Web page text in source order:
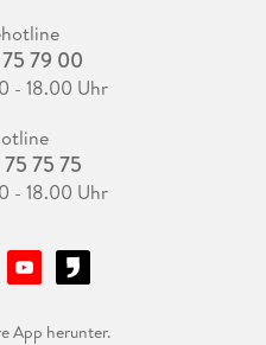
79 00
- 18.00 Uhr
75 75
- 18.00 Uhr
App herunter.